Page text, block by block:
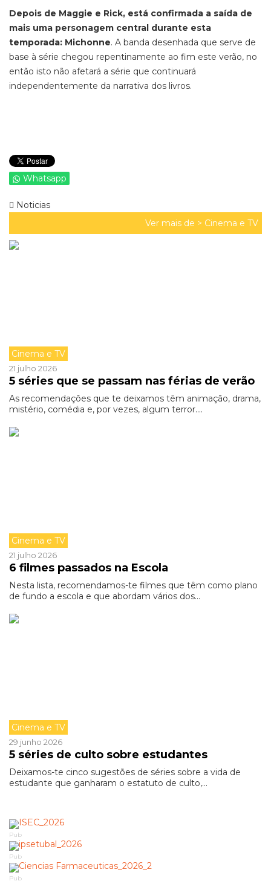
Depois de Maggie e Rick, está confirmada a saída de
mais uma personagem central durante esta
temporada: Michonne. A banda desenhada que serve de
base à série chegou repentinamente ao fim este verão, no
então isto não afetará a série que continuará
independentemente da narrativa dos livros.
Whatsapp
Noticias
Ver mais de > Cinema e TV
Cinema e TV
21 julho 2026
5 séries que se passam nas férias de verão
As recomendações que te deixamos têm animação, drama,
mistério, comédia e, por vezes, algum terror....
Cinema e TV
21 julho 2026
6 filmes passados na Escola
Nesta lista, recomendamos-te filmes que têm como plano
de fundo a escola e que abordam vários dos...
Cinema e TV
29 junho 2026
5 séries de culto sobre estudantes
Deixamos-te cinco sugestões de séries sobre a vida de
estudante que ganharam o estatuto de culto,...
Pub
Pub
Pub